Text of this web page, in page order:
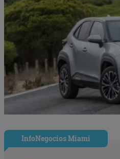
InfoNegocios Miami